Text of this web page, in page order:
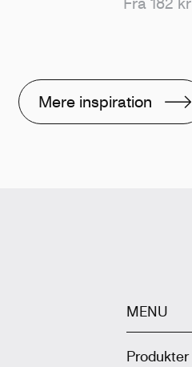
Mere inspiration
MENU
Produkter